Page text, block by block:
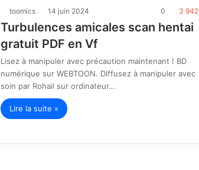
toomics 14 juin 2024 0 3 942
Turbulences amicales scan hentai
gratuit PDF en Vf
Lisez à manipuler avec précaution maintenant ! BD
numérique sur WEBTOON. Diffusez à manipuler avec
soin par Rohail sur ordinateur…
Lire la suite »